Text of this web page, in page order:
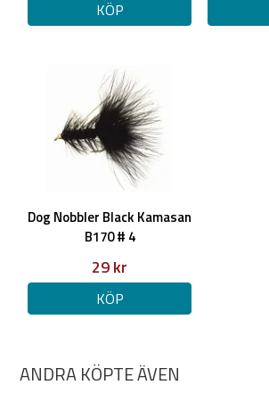
KÖP
Dog Nobbler Black Kamasan
B170 # 4
29 kr
KÖP
ANDRA KÖPTE ÄVEN